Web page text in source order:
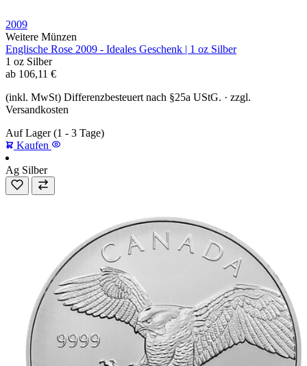
2009
Weitere Münzen
Englische Rose 2009 - Ideales Geschenk | 1 oz Silber
1 oz Silber
ab 106,11 €
(inkl. MwSt) Differenzbesteuert nach §25a UStG. · zzgl.
Versandkosten
Auf Lager (1 - 3 Tage)
Kaufen
Ag Silber